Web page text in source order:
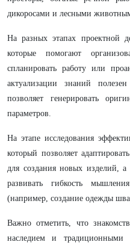
дикоросами и лесными
На разных этапах проектной
которые помогают
спланировать работу или
актуализации знаний
позволяет генерировать
параметров.
На этапе исследования
который позволяет
для создания новых изделий,
развивать гибкость
(например, создание одежды
Важно отметить, что
наследием и традиционными